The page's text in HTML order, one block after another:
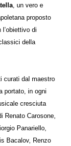
, un vero e
proposto
di
della
curati dal maestro
portato, in ogni
cresciuta
Renato Carosone,
Panariello,
Bacalov, Renzo